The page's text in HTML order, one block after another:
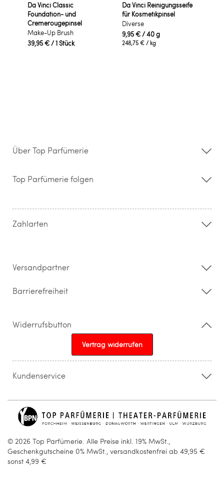
Da Vinci Classic
Foundation- und
Cremerougepinsel
Make-Up Brush
39,95 €/ 1 Stück
Da Vinci Reinigungsseife
für Kosmetikpinsel
Diverse
9,95 €/ 40 g
248,75 € / kg
Über Top Parfümerie
Storefinder
Kontakt
Widerrufsrecht & Rückgabebedingungen
Top Parfümerie folgen
Zahlarten
Versandpartner
Barrierefreiheit
Widerrufsbutton
Vertrag widerrufen
Kundenservice
info@topparfuemerie.de
© 2026 Top Parfümerie. Alle Preise inkl. 19% MwSt.,
Geschenkgutscheine 0% MwSt., versandkostenfrei ab 49,95 €
sonst 4,99 €